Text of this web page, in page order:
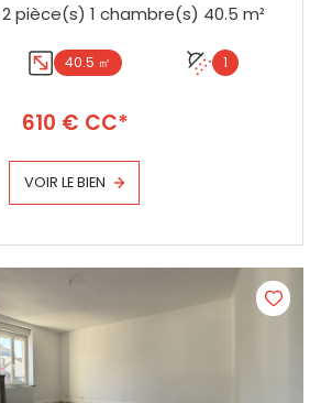
Appartement 2 pièce(s) 1 chambre(s) 40.5 m²
40.5 ㎡ 1
610 € CC*
VOIR LE BIEN